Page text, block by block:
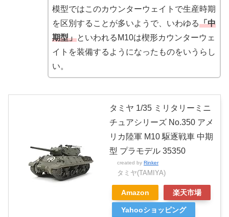
模型ではこのカウンターウェイトで生産時期
を区別することが多いようで、いわゆる「中
期型」といわれるM10は楔形カウンターウェ
イトを装備するようになったものをいうらし
い。
タミヤ 1/35 ミリタリーミニ
チュアシリーズ No.350 アメ
リカ陸軍 M10 駆逐戦車 中期
型 プラモデル 35350
created by Rinker
タミヤ(TAMIYA)
Amazon 楽天市場
Yahooショッピング